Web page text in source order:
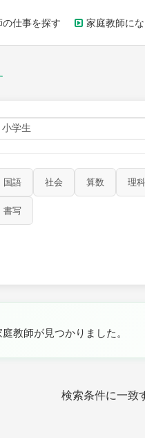
の仕事を探す 家庭教師にな
国語 社会 算数 理科
書写
教師が見つかりました。
検索条件に一致
育 図画工作 書写